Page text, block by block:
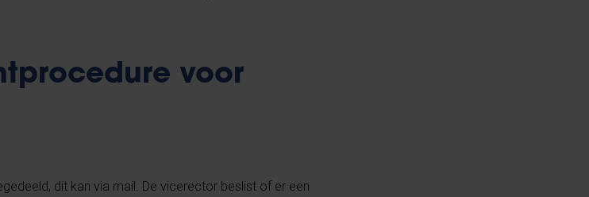
voor
dit kan via mail. De vicerector beslist of er een